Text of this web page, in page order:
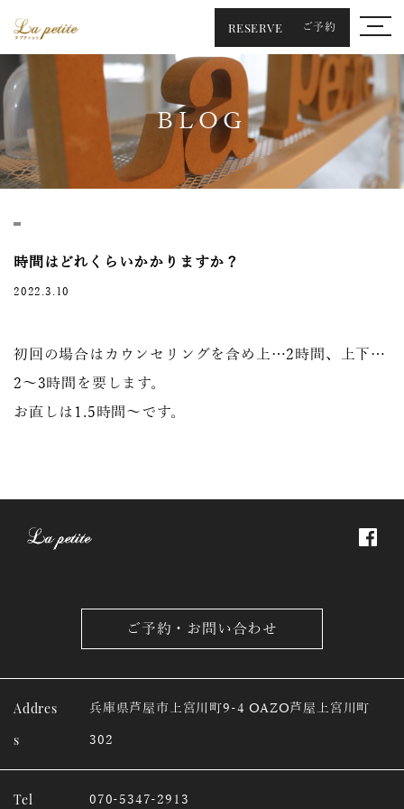
RESERVE ご予約
BLOG
時間はどれくらいかかりますか？
2022.3.10
初回の場合はカウンセリングを含め上…2時間、上下…
2～3時間を要します。
お直しは1.5時間～です。
ご予約・お問い合わせ
Addres
s
兵庫県芦屋市上宮川町9-4 OAZO芦屋上宮川町
302
Tel 070-5347-2913